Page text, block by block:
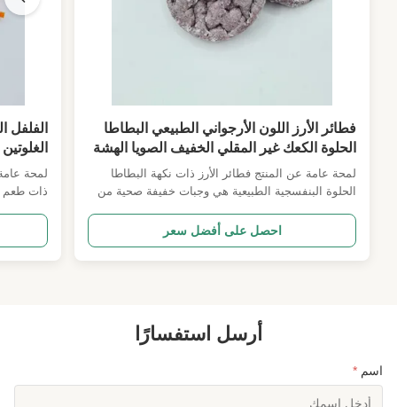
فطائر الأرز اللون الأرجواني الطبيعي البطاطا
الحلوة الكعك غير المقلي الخفيف الصويا الهشة
وجبات خفيفة الحبوب الصحية العلاج للفطور
هدية المكتب السوبر ماركت الموردين بالجملة
لمحة عامة عن المنتج فطائر الأرز ذات نكهة البطاطا
الحلوة البنفسجية الطبيعية هي وجبات خفيفة صحية من
البنفسجية الحقيقية ومواد قاعدة فول الصويا.تبني
تكنولوجيا الخبز منخفضة الحرارة بدلا من تقليصنحن
نضيف البطاطا الحلوة البنفسجية الطبيعية فقط، خالية
احصل على أفضل سعر
الفلفل
للمكتب
لمحة
ذات طعم
مرونة
الفلفل
أرسل استفسارًا
اسم *